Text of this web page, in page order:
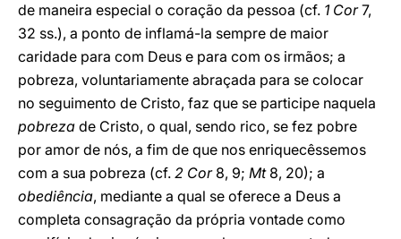
de maneira especial o coração da pessoa (cf. 1 Cor7,
32 ss.), a ponto de inflamá-la sempre de maior
caridade para com Deus e para com os irmãos; a
pobreza, voluntariamente abraçada para se colocar
no seguimento de Cristo, faz que se participe naquela
pobreza de Cristo, o qual, sendo rico, se fez pobre
por amor de nós, a fim de que nos enriquecêssemos
com a sua pobreza (cf. 2 Cor8, 9; Mt8, 20); a
obediência, mediante a qual se oferece a Deus a
completa consagração da própria vontade como